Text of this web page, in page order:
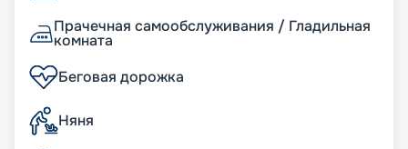
Прачечная самообслуживания / Гладильная
комната
Беговая дорожка
Няня